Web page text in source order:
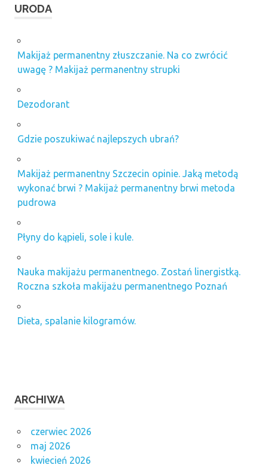
URODA
Makijaż permanentny złuszczanie. Na co zwrócić
uwagę ? Makijaż permanentny strupki
Dezodorant
Gdzie poszukiwać najlepszych ubrań?
Makijaż permanentny Szczecin opinie. Jaką metodą
wykonać brwi ? Makijaż permanentny brwi metoda
pudrowa
Płyny do kąpieli, sole i kule.
Nauka makijażu permanentnego. Zostań linergistką.
Roczna szkoła makijażu permanentnego Poznań
Dieta, spalanie kilogramów.
ARCHIWA
czerwiec 2026
maj 2026
kwiecień 2026